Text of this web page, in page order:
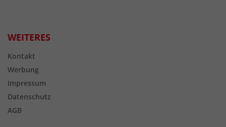
WEITERES
Kontakt
Werbung
Impressum
Datenschutz
AGB